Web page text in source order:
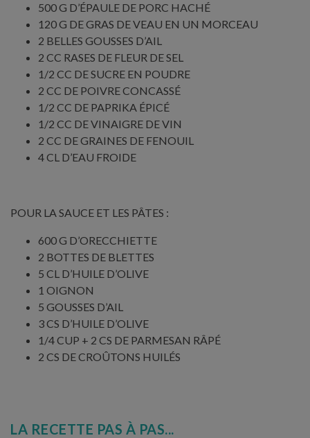
500 G D’ÉPAULE DE PORC HACHÉ
120 G DE GRAS DE VEAU EN UN MORCEAU
2 BELLES GOUSSES D’AIL
2 CC RASES DE FLEUR DE SEL
1/2 CC DE SUCRE EN POUDRE
2 CC DE POIVRE CONCASSÉ
1/2 CC DE PAPRIKA ÉPICÉ
1/2 CC DE VINAIGRE DE VIN
2 CC DE GRAINES DE FENOUIL
4 CL D’EAU FROIDE
POUR LA SAUCE ET LES PÂTES :
600 G D’ORECCHIETTE
2 BOTTES DE BLETTES
5 CL D’HUILE D’OLIVE
1 OIGNON
5 GOUSSES D’AIL
3 CS D’HUILE D’OLIVE
1/4 CUP + 2 CS DE PARMESAN RÂPÉ
2 CS DE CROÛTONS HUILÉS
LA RECETTE PAS À PAS...